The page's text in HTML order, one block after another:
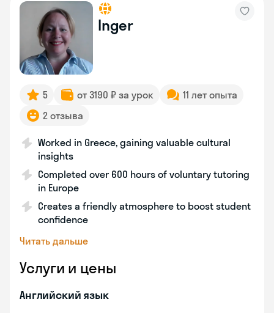
Inger
5 от 3190 ₽ за урок
11 лет опыта
2 отзыва
Worked in Greece, gaining valuable cultural
insights
Completed over 600 hours of voluntary tutoring
in Europe
Creates a friendly atmosphere to boost student
confidence
Читать дальше
Услуги и цены
Английский язык